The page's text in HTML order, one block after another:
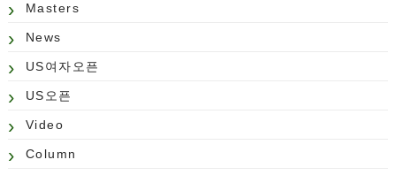
Masters
News
US여자오픈
US오픈
Video
Column